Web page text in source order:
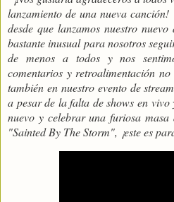
lanzamiento de una nueva
desde que lanzamos nuestro
bastante inusual para nosotros
de menos a todos y nos
comentarios y retroalimentación
también en nuestro evento de
a pesar de la falta de shows en
nuevo y celebrar una furiosa
"Sainted By The Storm", ¡este es